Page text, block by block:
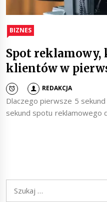
BIZNES
Spot
klientów w
REDAKCJA
Dlaczego pierwsze 5
sekund spotu reklamowego
Szukaj: